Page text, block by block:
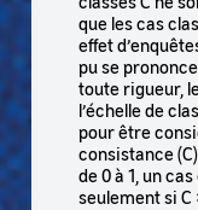
que les cas
effet
pu se
toute rigueur,
l’échelle de
pour être
consistance
de 0 à 1, un
seulement si C